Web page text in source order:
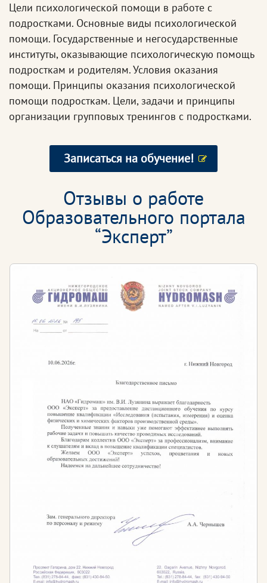
Цели психологической помощи в работе с
подростками. Основные виды психологической
помощи. Государственные и негосударственные
институты, оказывающие психологическую помощь
подросткам и родителям. Условия оказания
помощи. Принципы оказания психологической
помощи подросткам. Цели, задачи и принципы
организации групповых тренингов с подростками.
Записаться на обучение!
Отзывы о работе
Образовательного портала
“Эксперт”